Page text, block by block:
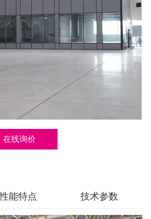
在线询价
能特点 技术参数